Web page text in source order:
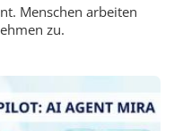
Menschen arbeiten
zu.